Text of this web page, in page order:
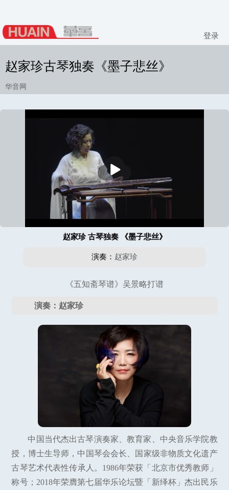
登录
赵家珍古琴独奏《墨子悲丝》
华音网
放
赵家珍 古琴独奏 《墨子悲丝》
演奏： 赵家珍
《五知斋琴谱》吴景略打谱
演奏：赵家珍
中国当代杰出古琴演奏家、教育家、中央音乐学院教
授，博士生导师，中国琴会会长、国家级非物质文化遗产
古琴艺术代表性传承人。1986年荣获「北京市优秀教师」
称号；2018年荣膺第七届华乐论坛暨「新绎杯」杰出民乐